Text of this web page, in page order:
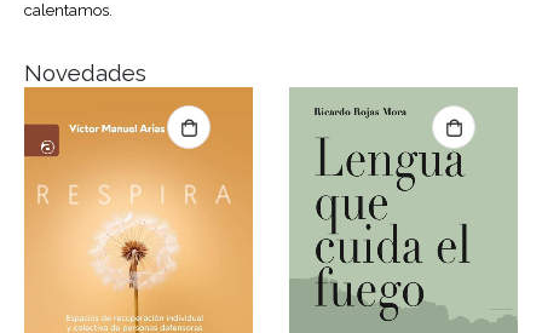
calentamos.
Novedades